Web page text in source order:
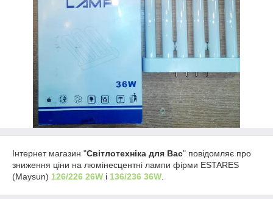
Інтернет магазин "Світлотехніка для Вас" повідомляє про
зниження ціни на люмінесцентні лампи фірми ESTARES
(Maysun) 126/226 26W і 136/236 36W